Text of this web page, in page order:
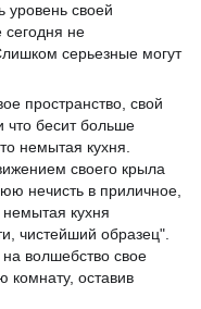
уровень своей
сегодня не
серьезные могут
пространство, свой
что бесит больше
немытая кухня.
своего крыла
нечисть в приличное,
кухня
чистейший образец".
волшебство свое
комнату, оставив